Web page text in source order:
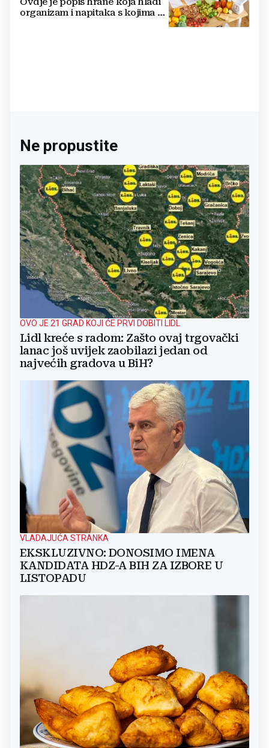
organizam i napitaka s kojima si
Ne propustite
OVO JE 21 GRAD KOJI ĆE PRVI DOBITI LIDL
Lidl kreće s radom: Zašto ovaj trgovački
lanac još uvijek zaobilazi jedan od
najvećih gradova u BiH?
VLADAJUĆA STRANKA
EKSKLUZIVNO: DONOSIMO IMENA
KANDIDATA HDZ-A BIH ZA IZBORE U
LISTOPADU